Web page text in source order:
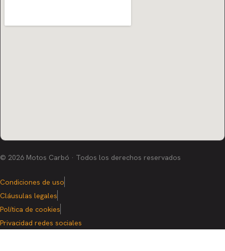
© 2026 Motos Carbó · Todos los derechos reservados
Condiciones de uso
Cláusulas legales
Política de cookies
Privacidad redes sociales